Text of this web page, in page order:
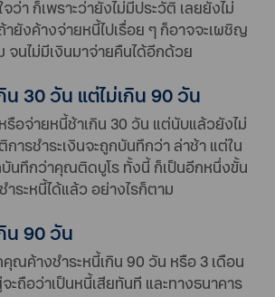
จว่า ก็เพราะว่ายังไม่มีประวัติ เลยยังไม่
ายังค้างจ่ายหนี้ไปเรื่อย ๆ ก็อาจจะเผชิญ
นไม่มีเงินมาจ่ายคืนได้อีกด้วย
น 30 วัน แต่ไม่เกิน 90 วัน
รือจ่ายหนี้ช้าเกิน 30 วัน แต่นับแล้วยังไม่
การชำระเงินจะถูกบันทึกว่า ล่าช้า แต่ใน
บันทึกว่าคุณติดบูโร ทั้งนี้ ก็เป็นอีกหนึ่งขั้น
ระหนี้ได้แล้ว อย่างไรก็ตาม
น 90 วัน
ณค้างชำระหนี้เกิน 90 วัน หรือ 3 เดือน
ถือว่าเป็นหนี้เสียทันที และทางธนาคาร